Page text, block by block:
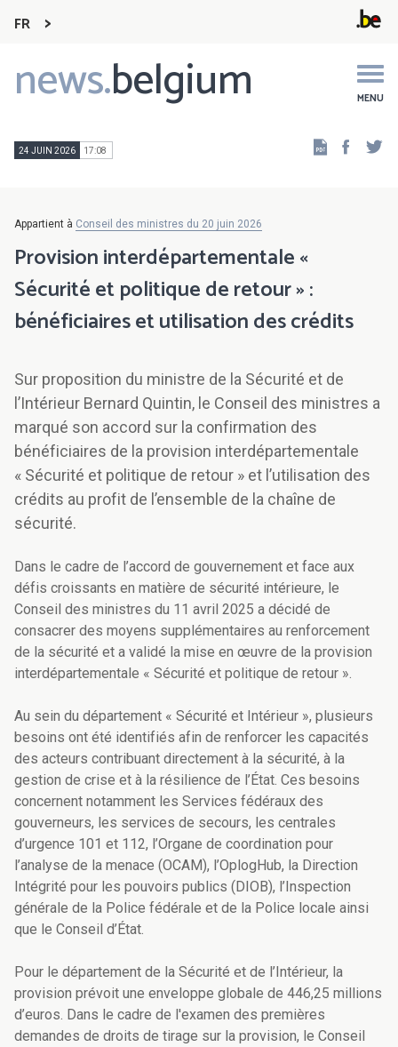
FR
news.belgium MENU
Main
navigation
24 JUIN 2026 17:08
Appartient à Conseil des ministres du 20 juin 2026
Provision interdépartementale «
Sécurité et politique de retour » :
bénéficiaires et utilisation des crédits
Sur proposition du ministre de la Sécurité et de
l’Intérieur Bernard Quintin, le Conseil des ministres a
marqué son accord sur la confirmation des
bénéficiaires de la provision interdépartementale
« Sécurité et politique de retour » et l’utilisation des
crédits au profit de l’ensemble de la chaîne de
sécurité.
Dans le cadre de l’accord de gouvernement et face aux
défis croissants en matière de sécurité intérieure, le
Conseil des ministres du 11 avril 2025 a décidé de
consacrer des moyens supplémentaires au renforcement
de la sécurité et a validé la mise en œuvre de la provision
interdépartementale « Sécurité et politique de retour ».
Au sein du département « Sécurité et Intérieur », plusieurs
besoins ont été identifiés afin de renforcer les capacités
des acteurs contribuant directement à la sécurité, à la
gestion de crise et à la résilience de l’État. Ces besoins
concernent notamment les Services fédéraux des
gouverneurs, les services de secours, les centrales
d’urgence 101 et 112, l’Organe de coordination pour
l’analyse de la menace (OCAM), l’OplogHub, la Direction
Intégrité pour les pouvoirs publics (DIOB), l’Inspection
générale de la Police fédérale et de la Police locale ainsi
que le Conseil d’État.
Pour le département de la Sécurité et de l’Intérieur, la
provision prévoit une enveloppe globale de 446,25 millions
d’euros. Dans le cadre de l'examen des premières
demandes de droits de tirage sur la provision, le Conseil